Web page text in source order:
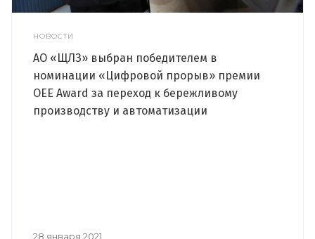
НОВОСТИ
АО «ЩЛЗ» выбран победителем в
номинации «Цифровой прорыв» премии
OEE Award за переход к бережливому
производству и автоматизации
28 января 2021